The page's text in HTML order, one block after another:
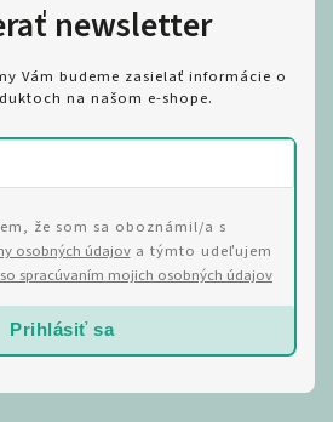
newsletter
Vám budeme zasielať informácie o
na našom e-shope.
že som sa oboznámil/a s
osobných údajova týmto udeľujem
spracúvaním mojich osobných údajov
Prihlásiť sa